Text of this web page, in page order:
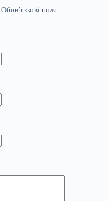
Обов’язкові поля